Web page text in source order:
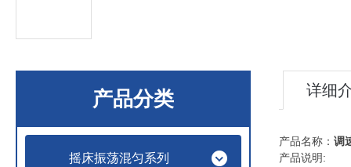
产品分类
摇床振荡混匀系列
详细
产品名称： 调
产品说明: